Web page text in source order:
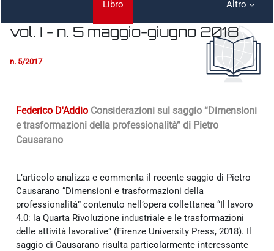
Libro Altro
vol. I - n. 5 maggio-giugno 2018
n. 5/2017
Federico D'Addio Considerazioni sul saggio “Dimensioni
e trasformazioni della professionalità” di Pietro
Causarano
L’articolo analizza e commenta il recente saggio di Pietro
Causarano “Dimensioni e trasformazioni della
professionalità” contenuto nell’opera collettanea “Il lavoro
4.0: la Quarta Rivoluzione industriale e le trasformazioni
delle attività lavorative” (Firenze University Press, 2018). Il
saggio di Causarano risulta particolarmente interessante